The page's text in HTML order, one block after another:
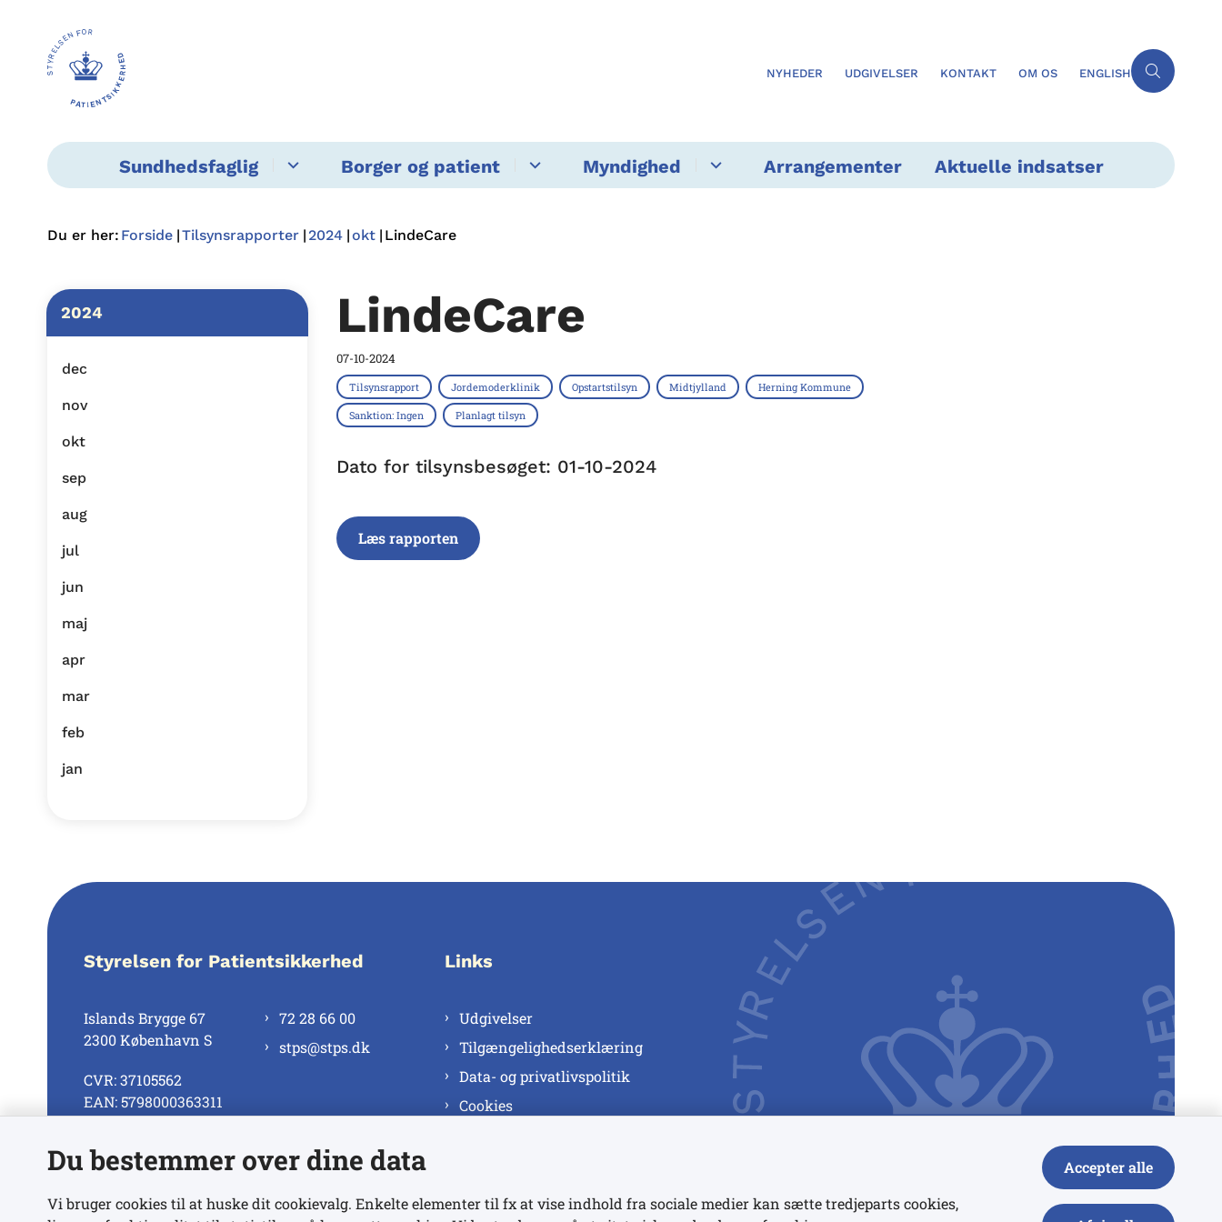
NYHEDER UDGIVELSER KONTAKT OM OS ENGLISH
Sundhedsfaglig Borger og patient Myndighed Arrangementer Aktuelle indsatser
Du er her: Forside Tilsynsrapporter 2024 okt LindeCare
2024
dec
nov
okt
sep
aug
jul
jun
maj
apr
mar
feb
jan
LindeCare
07-10-2024
Tilsynsrapport Jordemoderklinik Opstartstilsyn Midtjylland Herning Kommune
Sanktion: Ingen Planlagt tilsyn
Dato for tilsynsbesøget: 01-10-2024
Læs rapporten
Styrelsen for Patientsikkerhed
Islands Brygge 67
2300 København S
CVR: 37105562
EAN: 5798000363311
72 28 66 00
stps@stps.dk
Se alle kontaktnumre
Links
Udgivelser
Tilgængelighedserklæring
Data- og privatlivspolitik
Cookies
Du bestemmer over dine data
Vi bruger cookies til at huske dit cookievalg. Enkelte elementer til fx at vise indhold fra sociale medier kan sætte tredjeparts cookies,
Accepter alle